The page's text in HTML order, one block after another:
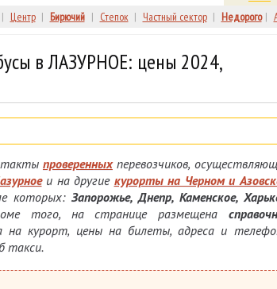
| Центр | Бирючий | Степок | Частный сектор | Недорого |
в ЛАЗУРНОЕ: цены 2024,
проверенныхперевозчиков,
и на другие курорты на Черном и
которых: Запорожье, Днепр, Каменское,
того, на странице размещена
курорт, цены на билеты, адреса и
такси.